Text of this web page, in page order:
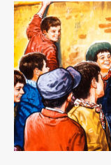
Alegría
y
Optimismo:
El
Buen
Vino
de
la
Taberna